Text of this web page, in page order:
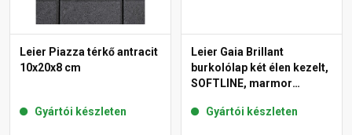
Leier Piazza térkő antracit
10x20x8 cm
Gyártói készleten
Leier Gaia Brillant
burkolólap két élen kezelt,
SOFTLINE, marmor
Gyártói készleten